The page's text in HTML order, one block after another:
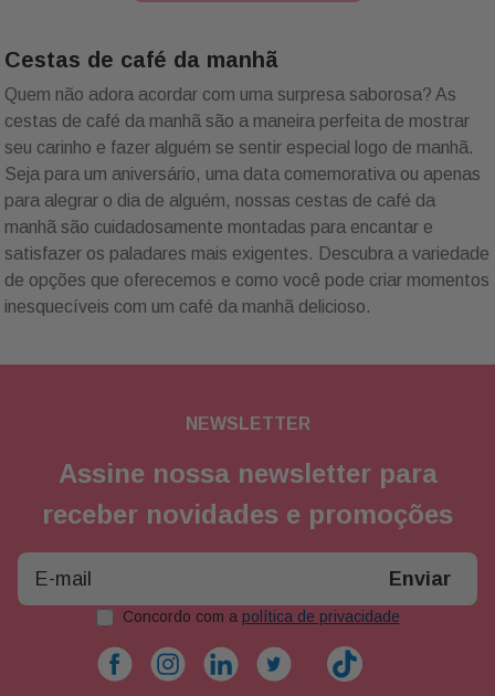
Cestas de café da manhã
Quem não adora acordar com uma surpresa saborosa? As
cestas de café da manhã são a maneira perfeita de mostrar
seu carinho e fazer alguém se sentir especial logo de manhã.
Seja para um aniversário, uma data comemorativa ou apenas
para alegrar o dia de alguém, nossas cestas de café da
manhã são cuidadosamente montadas para encantar e
satisfazer os paladares mais exigentes. Descubra a variedade
de opções que oferecemos e como você pode criar momentos
inesquecíveis com um café da manhã delicioso.
NEWSLETTER
Assine nossa newsletter para
receber novidades e promoções
Enviar
Concordo com a política de privacidade